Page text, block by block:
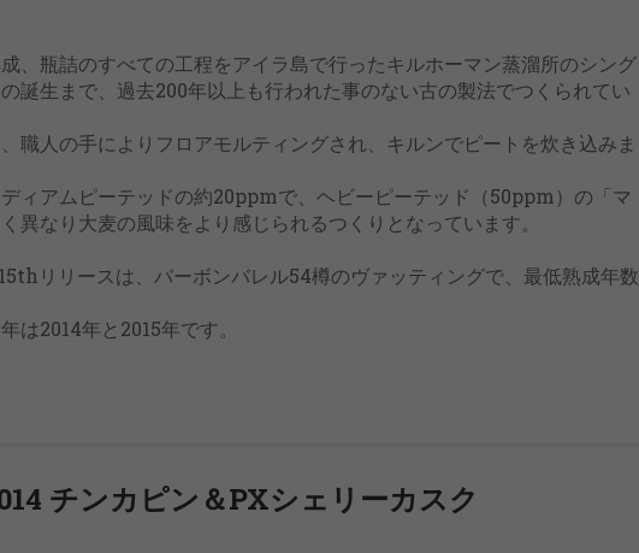
、瓶詰のすべての工程をアイラ島で行ったキルホーマン蒸溜所のシング
誕生まで、過去200年以上も行われた事のない古の製法でつくられてい
職人の手によりフロアモルティングされ、キルンでピートを炊き込みま
ィアムピーテッドの約20ppmで、ヘビーピーテッド（50ppm）の「マ
異なり大麦の風味をより感じられるつくりとなっています。
リリースは、バーボンバレル54樽のヴァッティングで、最低熟成年数
は2014年と2015年です。
チンカピン＆PXシェリーカスク